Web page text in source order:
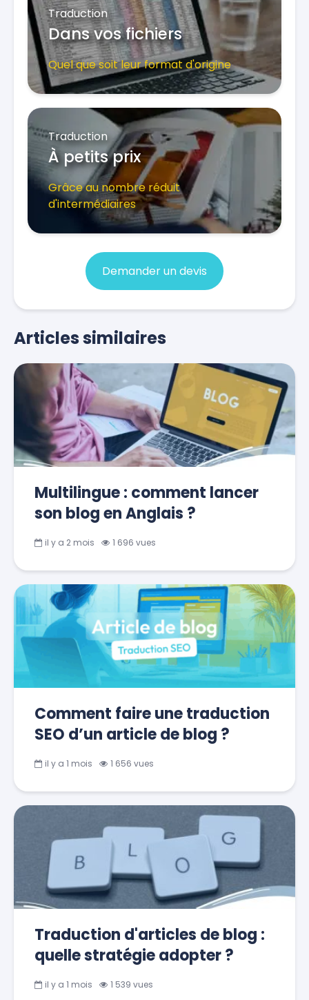
Traduction
Dans vos fichiers
Quel que soit leur format d'origine
Traduction
À petits prix
Grâce au nombre réduit
d'intermédiaires
Demander un devis
Articles similaires
Multilingue : comment lancer
son blog en Anglais ?
il y a 2 mois 1 696 vues
Comment faire une traduction
SEO d’un article de blog ?
il y a 1 mois 1 656 vues
Traduction d'articles de blog :
quelle stratégie adopter ?
il y a 1 mois 1 539 vues